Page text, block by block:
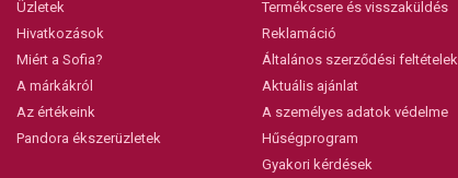
Üzletek
Hivatkozások
Miért a Sofia?
A márkákról
Az értékeink
Pandora ékszerüzletek
Termékcsere és visszaküldés
Reklamáció
Általános szerződési feltételek
Aktuális ajánlat
A személyes adatok védelme
Hűségprogram
Gyakori kérdések